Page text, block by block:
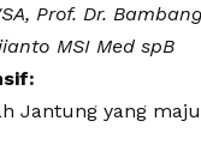
Prof. Dr.
MSI Med spB
Jantung yang